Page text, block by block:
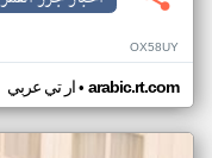
OX58UY
ار تي عربي• arabic.rt.com